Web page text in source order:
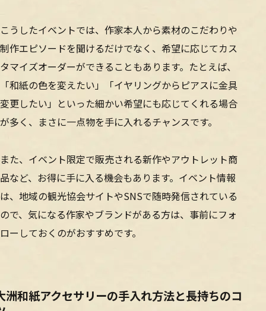
こうしたイベントでは、作家本人から素材のこだわりや
制作エピソードを聞けるだけでなく、希望に応じてカス
タマイズオーダーができることもあります。たとえば、
「和紙の色を変えたい」「イヤリングからピアスに金具
変更したい」といった細かい希望にも応じてくれる場合
が多く、まさに一点物を手に入れるチャンスです。
また、イベント限定で販売される新作やアウトレット商
品など、お得に手に入る機会もあります。イベント情報
は、地域の観光協会サイトやSNSで随時発信されている
ので、気になる作家やブランドがある方は、事前にフォ
ローしておくのがおすすめです。
洲和紙アクセサリーの手入れ方法と長持ちのコ